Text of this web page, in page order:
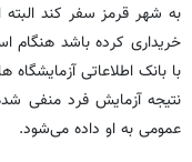
به شهر قرمز سفر کند
خریداری کرده باشد هنگام
با بانک اطلاعاتی
نتیجه آزمایش فرد منفی
عمومی به او داده می‌شود.